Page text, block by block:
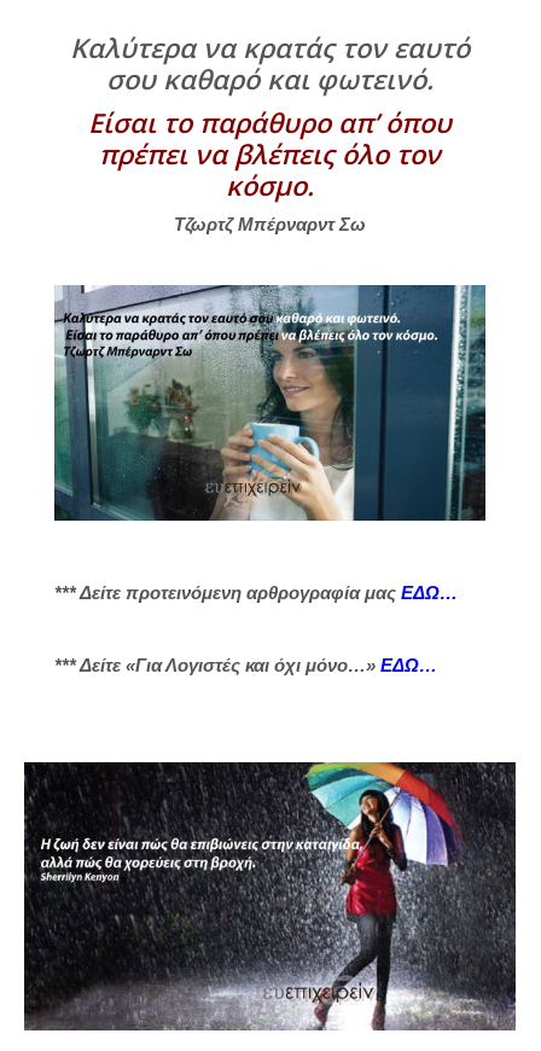
Καλύτερα να κρατάς τον εαυτό
σου καθαρό και φωτεινό.
Είσαι το παράθυρο απ’ όπου
πρέπει να βλέπεις όλο τον
κόσμο.
Τζωρτζ Μπέρναρντ Σω
*** Δείτε προτεινόμενη αρθρογραφία μας ΕΔΩ…
*** Δείτε «Για Λογιστές και όχι μόνο…» ΕΔΩ…